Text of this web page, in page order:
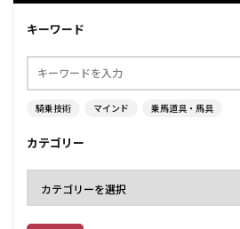
キーワード
騎乗技術 マインド 乗馬道具・馬具
カテゴリー